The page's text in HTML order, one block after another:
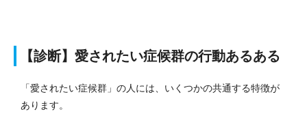
【診断】愛されたい症候群の行動あるある
「愛されたい症候群」の人には、いくつかの共通する特徴が
あります。